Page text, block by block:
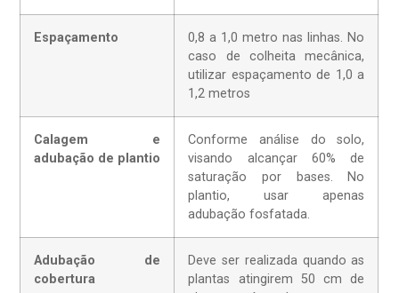
Espaçamento
0,8 a 1,0 metro nas linhas. No
caso de colheita mecânica,
utilizar espaçamento de 1,0 a
1,2 metros
Calagem e
adubação de plantio
Conforme análise do solo,
visando alcançar 60% de
saturação por bases. No
plantio, usar apenas
adubação fosfatada.
Adubação de
cobertura
Deve ser realizada quando as
plantas atingirem 50 cm de